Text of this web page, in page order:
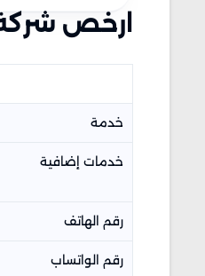
ارخص شركة
خدمة
خدمات إضافية
رقم الهاتف
رقم الواتساب